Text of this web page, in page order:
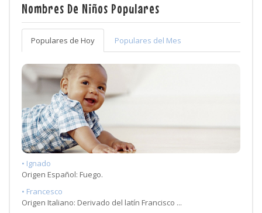
Nombres De Niños Populares
Populares de Hoy Populares del Mes
• Ignado
Origen Español: Fuego.
• Francesco
Origen Italiano: Derivado del latín Francisco ...